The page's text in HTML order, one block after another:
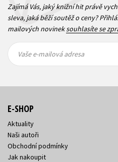
Zajímá Vás, jaký knižní hit právě
sleva, jaká běží soutěž o ceny?
mailových novineksouhlasíte se
mailová
mailová
Vaše e-mailová adresa
E-SHOP
Aktuality
Naši autoři
Obchodní podmínky
Jak nakoupit